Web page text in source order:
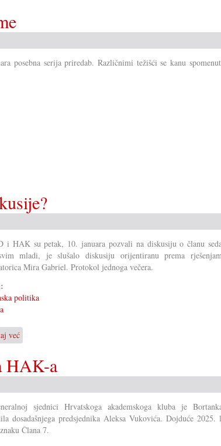
posebna serija priredab. Različnimi težišći se kanu
i HAK su petak, 10. januara pozvali na diskusiju o članu
mladi, je slušalo diskusiju orijentiranu prema
Mira Gabriel. Protokol jednoga večera.
politika
već
Kako
probuditi
pravne
HAK-a
sjednici Hrvatskoga akademskoga kluba je
dosadašnjega predsjednika Aleksa Vukovića. Dojduće
Člana 7.